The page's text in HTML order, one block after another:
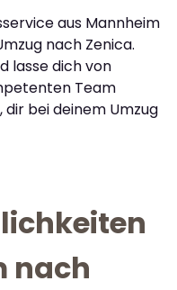
aus Mannheim
nach Zenica.
lasse dich von
Team
bei deinem Umzug
nach